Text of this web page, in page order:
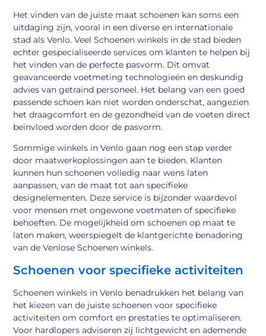
Het vinden van de juiste maat schoenen kan soms een
uitdaging zijn, vooral in een diverse en internationale
stad als Venlo. Veel Schoenen winkels in de stad bieden
echter gespecialiseerde services om klanten te helpen bij
het vinden van de perfecte pasvorm. Dit omvat
geavanceerde voetmeting technologieën en deskundig
advies van getraind personeel. Het belang van een goed
passende schoen kan niet worden onderschat, aangezien
het draagcomfort en de gezondheid van de voeten direct
beïnvloed worden door de pasvorm.
Sommige winkels in Venlo gaan nog een stap verder
door maatwerkoplossingen aan te bieden. Klanten
kunnen hun schoenen volledig naar wens laten
aanpassen, van de maat tot aan specifieke
designelementen. Deze service is bijzonder waardevol
voor mensen met ongewone voetmaten of specifieke
behoeften. De mogelijkheid om schoenen op maat te
laten maken, weerspiegelt de klantgerichte benadering
van de Venlose Schoenen winkels.
Schoenen voor specifieke activiteiten
Schoenen winkels in Venlo benadrukken het belang van
het kiezen van de juiste schoenen voor specifieke
activiteiten om comfort en prestaties te optimaliseren.
Voor hardlopers adviseren zij lichtgewicht en ademende